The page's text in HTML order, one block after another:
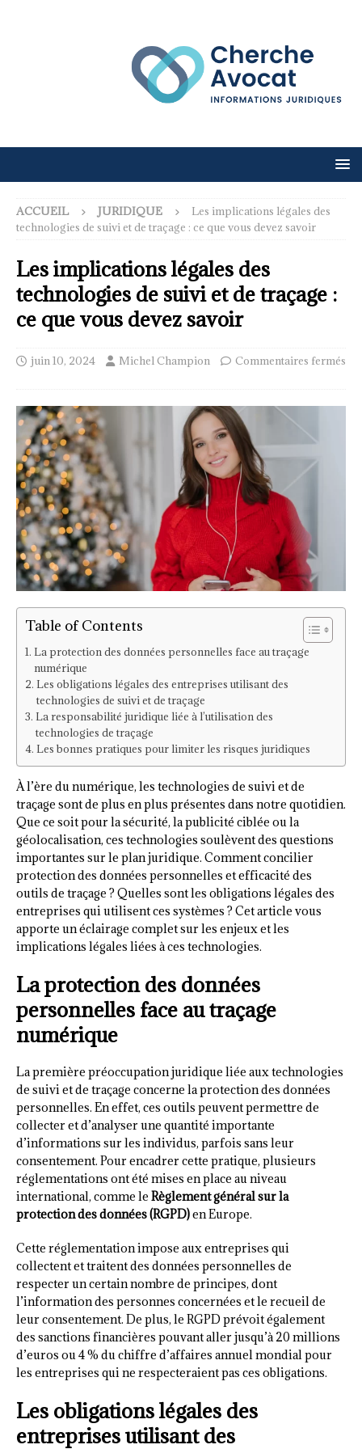
ACCUEIL JURIDIQUE
Les implications légales des
technologies de suivi et de traçage : ce que vous devez savoir
Les implications légales des
technologies de suivi et de traçage :
ce que vous devez savoir
juin 10, 2024 Michel Champion Commentaires fermés
Table of Contents
La protection des données personnelles face au traçage
numérique
Les obligations légales des entreprises utilisant des
technologies de suivi et de traçage
La responsabilité juridique liée à l’utilisation des
technologies de traçage
Les bonnes pratiques pour limiter les risques juridiques
À l’ère du numérique, les technologies de suivi et de
traçage sont de plus en plus présentes dans notre quotidien.
Que ce soit pour la sécurité, la publicité ciblée ou la
géolocalisation, ces technologies soulèvent des questions
importantes sur le plan juridique. Comment concilier
protection des données personnelles et efficacité des
outils de traçage ? Quelles sont les obligations légales des
entreprises qui utilisent ces systèmes ? Cet article vous
apporte un éclairage complet sur les enjeux et les
implications légales liées à ces technologies.
La protection des données
personnelles face au traçage
numérique
La première préoccupation juridique liée aux technologies
de suivi et de traçage concerne la protection des données
personnelles. En effet, ces outils peuvent permettre de
collecter et d’analyser une quantité importante
d’informations sur les individus, parfois sans leur
consentement. Pour encadrer cette pratique, plusieurs
réglementations ont été mises en place au niveau
international, comme le Règlement général sur la
protection des données (RGPD)en Europe.
Cette réglementation impose aux entreprises qui
collectent et traitent des données personnelles de
respecter un certain nombre de principes, dont
l’information des personnes concernées et le recueil de
leur consentement. De plus, le RGPD prévoit également
des sanctions financières pouvant aller jusqu’à 20 millions
d’euros ou 4 % du chiffre d’affaires annuel mondial pour
les entreprises qui ne respecteraient pas ces obligations.
Les obligations légales des
entreprises utilisant des